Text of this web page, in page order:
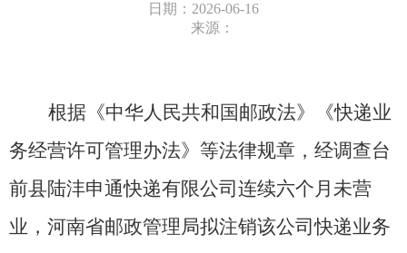
日期：2026-06-16
来源：
根据《中华人民共和国邮政法》《快递业
务经营许可管理办法》等法律规章，经调查台
前县陆沣申通快递有限公司连续六个月未营
业，河南省邮政管理局拟注销该公司快递业务